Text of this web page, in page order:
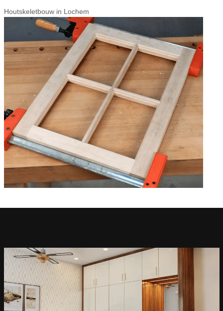
Houtskeletbouw in Lochem